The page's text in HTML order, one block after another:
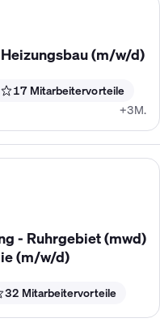
(m/w/d)
17 Mitarbeitervorteile
+3M.
- Ruhrgebiet (mwd)
(m/w/d)
32 Mitarbeitervorteile